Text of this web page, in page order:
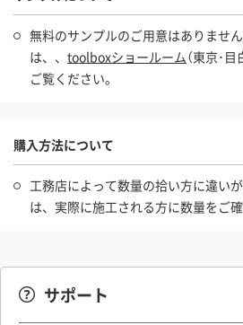
無料のサンプルのご用意はありませ
は、、 toolboxショールーム（東京･
ご覧ください。
購入方法について
工務店によって数量の拾い方に違い
は、実際に施工される方に数量をご確
サポート